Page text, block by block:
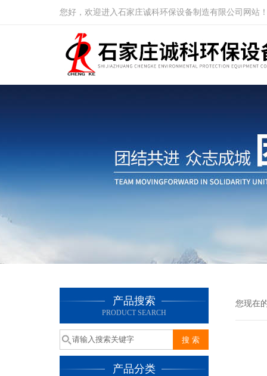
您好，欢迎进入石家庄诚科环保设备制造有限公司网站
产品搜索
PRODUCT SEARCH
产品分类
您现在